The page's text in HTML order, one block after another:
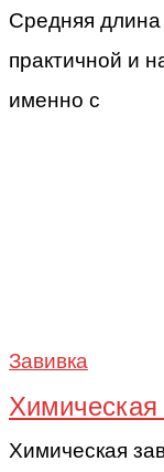
Средняя длина
практичной и
именно с
Завивка
Химическая
Химическая